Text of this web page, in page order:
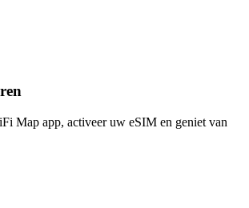
Map app, activeer uw eSIM en geniet van